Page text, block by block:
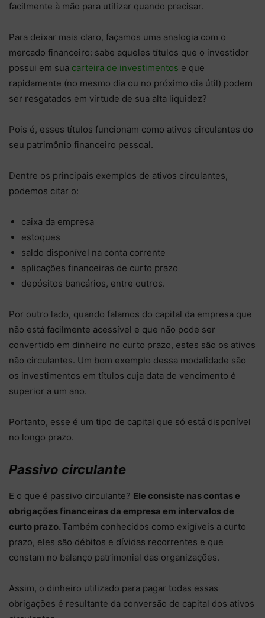
facilmente à mão para utilizar quando precisar.
Para deixar mais claro, façamos uma analogia com o
mercado financeiro: sabe aqueles títulos que o investidor
possui em sua carteira de investimentos e que
rapidamente (no mesmo dia ou no próximo dia útil) podem
ser resgatados em virtude de sua alta liquidez?
Pois é, esses títulos funcionam como ativos circulantes do
seu patrimônio financeiro pessoal.
Dentre os principais exemplos de ativos circulantes,
podemos citar o:
caixa da empresa
estoques
saldo disponível na conta corrente
aplicações financeiras de curto prazo
depósitos bancários, entre outros.
Por outro lado, quando falamos do capital da empresa que
não está facilmente acessível e que não pode ser
convertido em dinheiro no curto prazo, estes são os ativos
não circulantes. Um bom exemplo dessa modalidade são
os investimentos em títulos cuja data de vencimento é
superior a um ano.
Portanto, esse é um tipo de capital que só está disponível
no longo prazo.
Passivo circulante
E o que é passivo circulante? Ele consiste nas contas e
obrigações financeiras da empresa em intervalos de
curto prazo. Também conhecidos como exigíveis a curto
prazo, eles são débitos e dívidas recorrentes e que
constam no balanço patrimonial das organizações.
Assim, o dinheiro utilizado para pagar todas essas
obrigações é resultante da conversão de capital dos ativos